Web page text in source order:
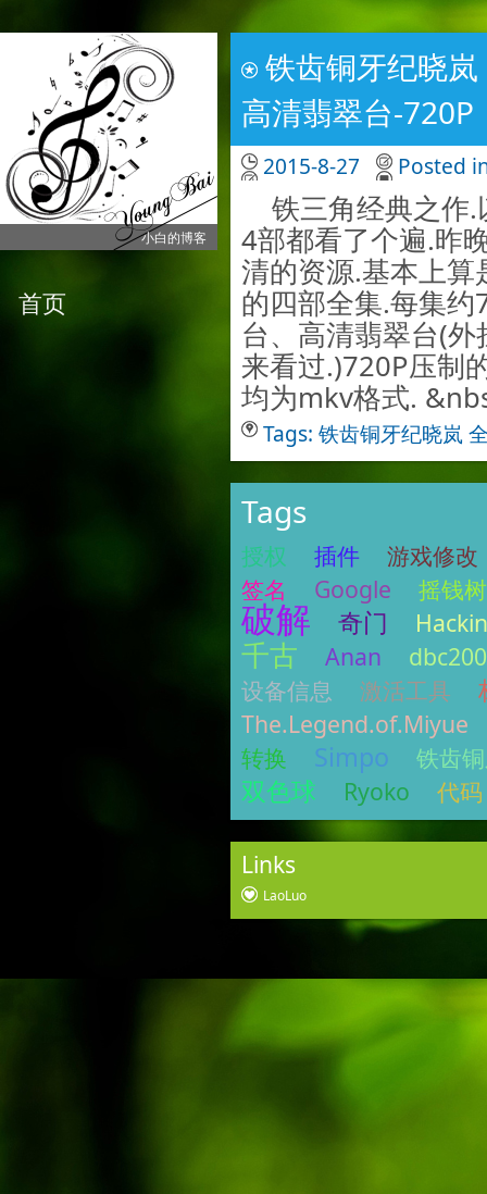
小白的博客
首页
铁齿铜牙纪晓
高清翡翠台-720P
2015-8-27 Posted
铁三角经典之作.
4部都看了个遍.昨
清的资源.基本上算
的四部全集.每集
台、高清翡翠台(
来看过.)720P压制
均为mkv格式.
Tags: 铁齿铜牙纪晓岚
Tags
授权 插件
游戏修改
签名
Google 摇钱树
破解 奇门
千古 Anan
设备信息
激活工具
The.Legend.of.Miyue
转换
Simpo 铁齿
双色球 Ryoko 代码
Links
LaoLuo